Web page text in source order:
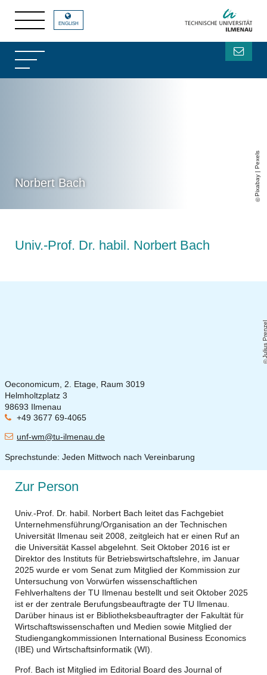
Norbert Bach Pixabay | Pexels
ENGLISH
Univ.-Prof. Dr. habil. Norbert Bach
Julius
Oeconomicum, 2. Etage, Raum 3019
Helmholtzplatz 3
98693 Ilmenau
+49 3677 69-4065
unf-wm@tu-ilmenau.de
Sprechstunde: Jeden Mittwoch nach Vereinbarung
Zur Person
Univ.-Prof. Dr. habil. Norbert Bach leitet das Fachgebiet
Unternehmensführung/Organisation an der Technischen
Universität Ilmenau seit 2008, zeitgleich hat er einen Ruf an
die Universität Kassel abgelehnt. Seit Oktober 2016 ist er
Direktor des Instituts für Betriebswirtschaftslehre, im Januar
2025 wurde er vom Senat zum Mitglied der Kommission zur
Untersuchung von Vorwürfen wissenschaftlichen
Fehlverhaltens der TU Ilmenau bestellt und seit Oktober 2025
ist er der zentrale Berufungsbeauftragte der TU Ilmenau.
Darüber hinaus ist er Bibliotheksbeauftragter der Fakultät für
Wirtschaftswissenschaften und Medien sowie Mitglied der
Studiengangkommissionen International Business Economics
(IBE) und Wirtschaftsinformatik (WI).
Prof. Bach ist Mitglied im Editorial Board des Journal of